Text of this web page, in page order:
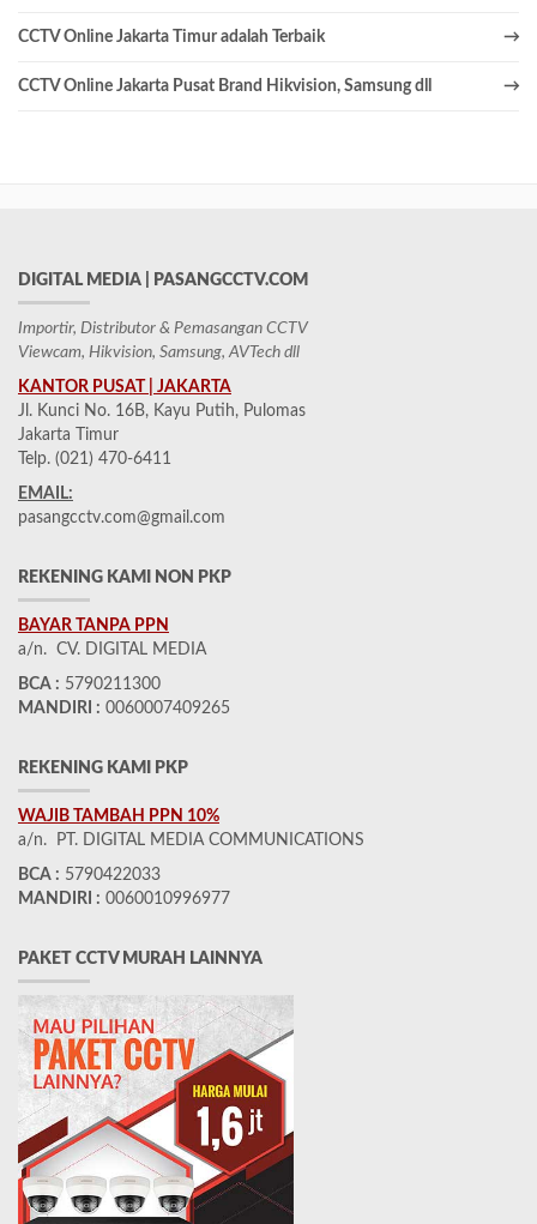
CCTV Online Jakarta Timur adalah Terbaik
CCTV Online Jakarta Pusat Brand Hikvision, Samsung dll
DIGITAL MEDIA | PASANGCCTV.COM
Importir, Distributor & Pemasangan CCTV
Viewcam, Hikvision, Samsung, AVTech dll
KANTOR PUSAT | JAKARTA
Jl. Kunci No. 16B, Kayu Putih, Pulomas
Jakarta Timur
Telp. (021) 470-6411
EMAIL:
pasangcctv.com@gmail.com
REKENING KAMI NON PKP
BAYAR TANPA PPN
a/n. CV. DIGITAL MEDIA
BCA : 5790211300
MANDIRI : 0060007409265
REKENING KAMI PKP
WAJIB TAMBAH PPN 10%
a/n. PT. DIGITAL MEDIA COMMUNICATIONS
BCA : 5790422033
MANDIRI : 0060010996977
PAKET CCTV MURAH LAINNYA